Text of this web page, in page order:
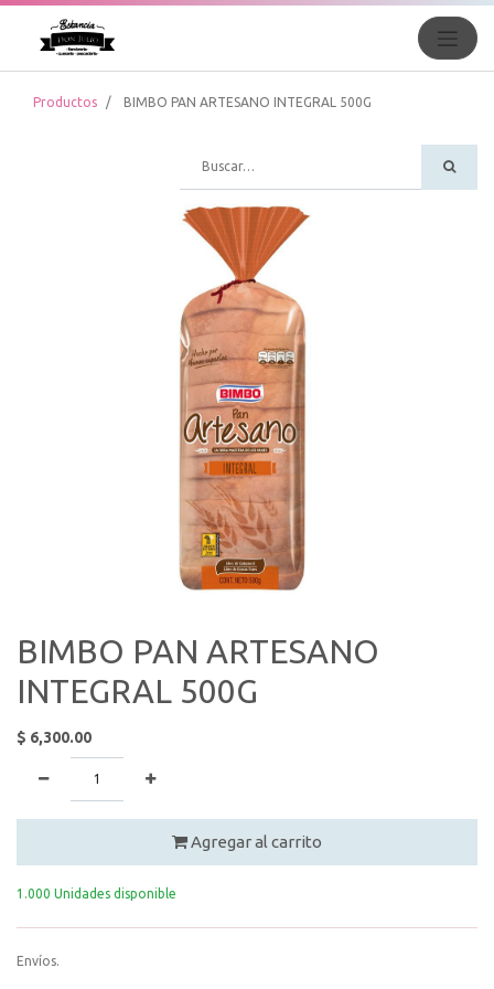
Productos BIMBO PAN ARTESANO INTEGRAL 500G
BIMBO PAN ARTESANO
INTEGRAL 500G
$ 6,300.00
Agregar al carrito
1.000 Unidades disponible
Envíos.